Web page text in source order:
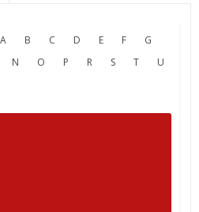
A B C D E F
G
N O P R S T
U